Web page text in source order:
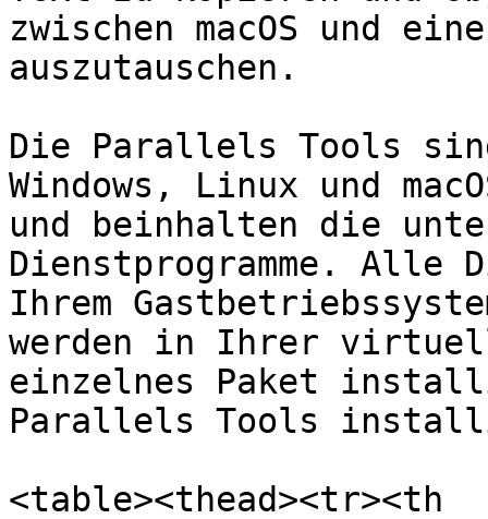
zwischen macOS und
auszutauschen.
Die Parallels Tools
Windows, Linux und
und beinhalten die
Dienstprogramme. Alle
Ihrem
werden in Ihrer
einzelnes Paket
Parallels Tools
<table><thead><tr><th